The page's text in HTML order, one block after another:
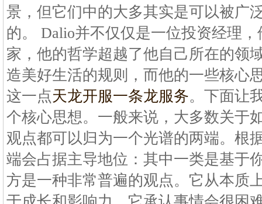
景，但它们中的大多其实是可以被广
的。 Dalio并不仅仅是一位投资经理
家，他的哲学超越了他自己所在的领
造美好生活的规则，而他的一些核心
这一点天龙开服一条龙服务。下面让
个核心思想。一般来说，大多数关于
观点都可以归为一个光谱的两端。根
端会占据主导地位：其中一类是基于
方是一种非常普遍的观点。它从本质